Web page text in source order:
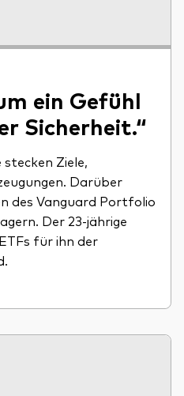
ein Gefühl
Sicherheit.“
Ziele,
Darüber
des Vanguard Portfolio
Der 23-jährige
für ihn der